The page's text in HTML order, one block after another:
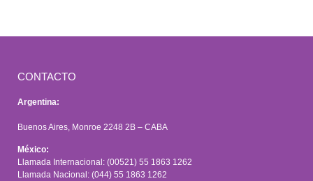
CONTACTO
Argentina:
Buenos Aires, Monroe 2248 2B – CABA
México:
Llamada Internacional: (00521) 55 1863 1262
Llamada Nacional: (044) 55 1863 1262